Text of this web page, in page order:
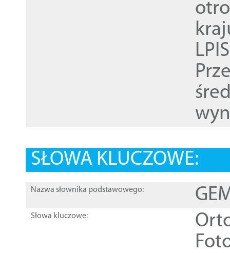
SŁOWA KLUCZOWE:
Nazwa słownika podstawowego:
Słowa kluczowe: